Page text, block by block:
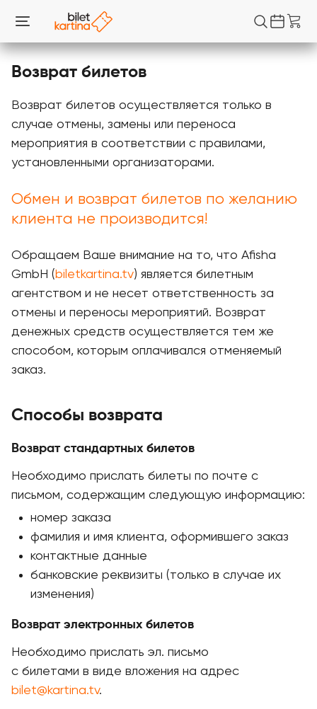
Возврат билетов
Возврат билетов осуществляется только в
случае отмены, замены или переноса
мероприятия в соответствии с правилами,
установленными организаторами.
Обмен и возврат билетов по желанию
клиента не производится!
Обращаем Ваше внимание на то, что Afisha
GmbH ( biletkartina.tv) является билетным
агентством и не несет ответственность за
отмены и переносы мероприятий. Возврат
денежных средств осуществляется тем же
способом, которым оплачивался отменяемый
заказ.
Способы возврата
Возврат стандартных билетов
Необходимо прислать билеты по почте с
письмом, содержащим следующую информацию:
номер заказа
фамилия и имя клиента, оформившего заказ
контактные данные
банковские реквизиты (только в случае их
изменения)
Возврат электронных билетов
Необходимо прислать эл. письмо
с билетами в виде вложения на адрес
bilet@kartina.tv.